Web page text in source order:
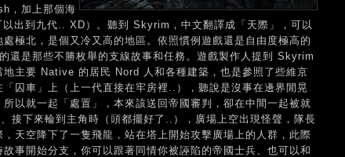
，加上那個海
出到九代.. XD）。聽到 Skyrim，中文翻譯成「天際」，可以
極北，是個又冷又高的地區。依照慣例遊戲還是自由度極高的
還是那些不勝枚舉的支線故事和任務。遊戲製作人提到 Skyrim
主要 Native 的居民 Nord 人和各種建築，也是參照了些維京
囚車」上（上一代直接在牢房裡..），聽說是沒事在邊界閒晃
以就一起「處置」，本來該送回帝國審判，卻在中間一起被就
接下來輪到主角時（頭都擺好了..），廣場上空出現怪聲，隊長
天空降下了一隻飛龍，站在塔上開始攻擊廣場上的人群，此際
事開始分支，你可以跟著同情你被誣陷的帝國士兵、也可以和